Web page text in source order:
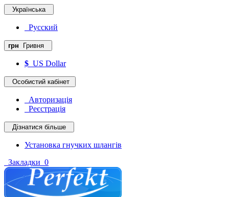
Українська
Русский
грн Гривня
$ US Dollar
Особистий кабінет
Авторизація
Реєстрація
Дізнатися більше
Установка гнучких шлангів
Закладки 0